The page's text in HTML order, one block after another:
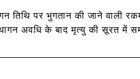
तिथि पर भुगतान की जाने वाली
अवधि के बाद मृत्यु की सूरत में